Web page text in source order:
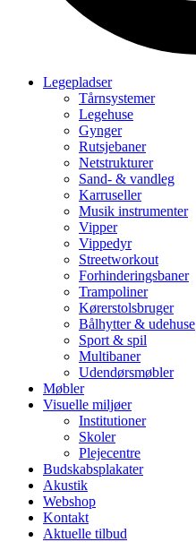
Legepladser
Tårnsystemer
Legehuse
Gynger
Rutsjebaner
Netstrukturer
Sand- & vandleg
Karruseller
Musik instrumenter
Vipper
Vippedyr
Streetworkout
Forhinderingsbaner
Trampoliner
Kørerstolsbruger
Bålhytter & udehuse
Sport & spil
Multibaner
Udendørsmøbler
Møbler
Visuelle miljøer
Institutioner
Skoler
Plejecentre
Budskabsplakater
Akustik
Webshop
Kontakt
Aktuelle tilbud